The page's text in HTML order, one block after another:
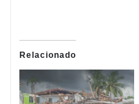
Relacionado